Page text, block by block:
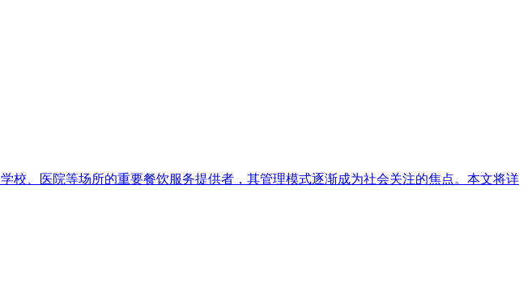
、医院等场所的重要餐饮服务提供者，其管理模式逐渐成为社会关注的焦点。本文将详